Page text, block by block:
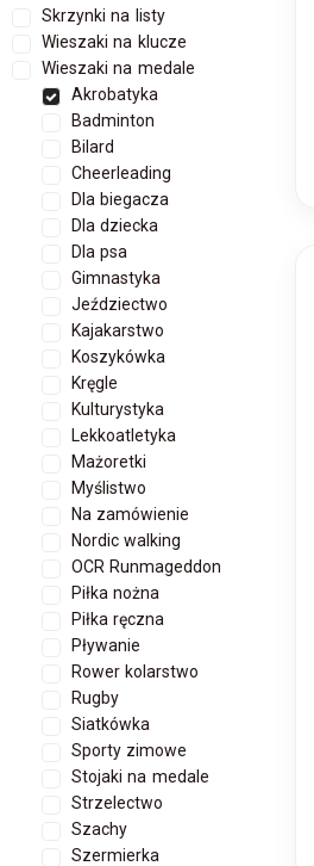
Skrzynki na listy
Wieszaki na klucze
Wieszaki na medale
Akrobatyka
Badminton
Bilard
Cheerleading
Dla biegacza
Dla dziecka
Dla psa
Gimnastyka
Jeździectwo
Kajakarstwo
Koszykówka
Kręgle
Kulturystyka
Lekkoatletyka
Mażoretki
Myślistwo
Na zamówienie
Nordic walking
OCR Runmageddon
Piłka nożna
Piłka ręczna
Pływanie
Rower kolarstwo
Rugby
Siatkówka
Sporty zimowe
Stojaki na medale
Strzelectwo
Szachy
Szermierka